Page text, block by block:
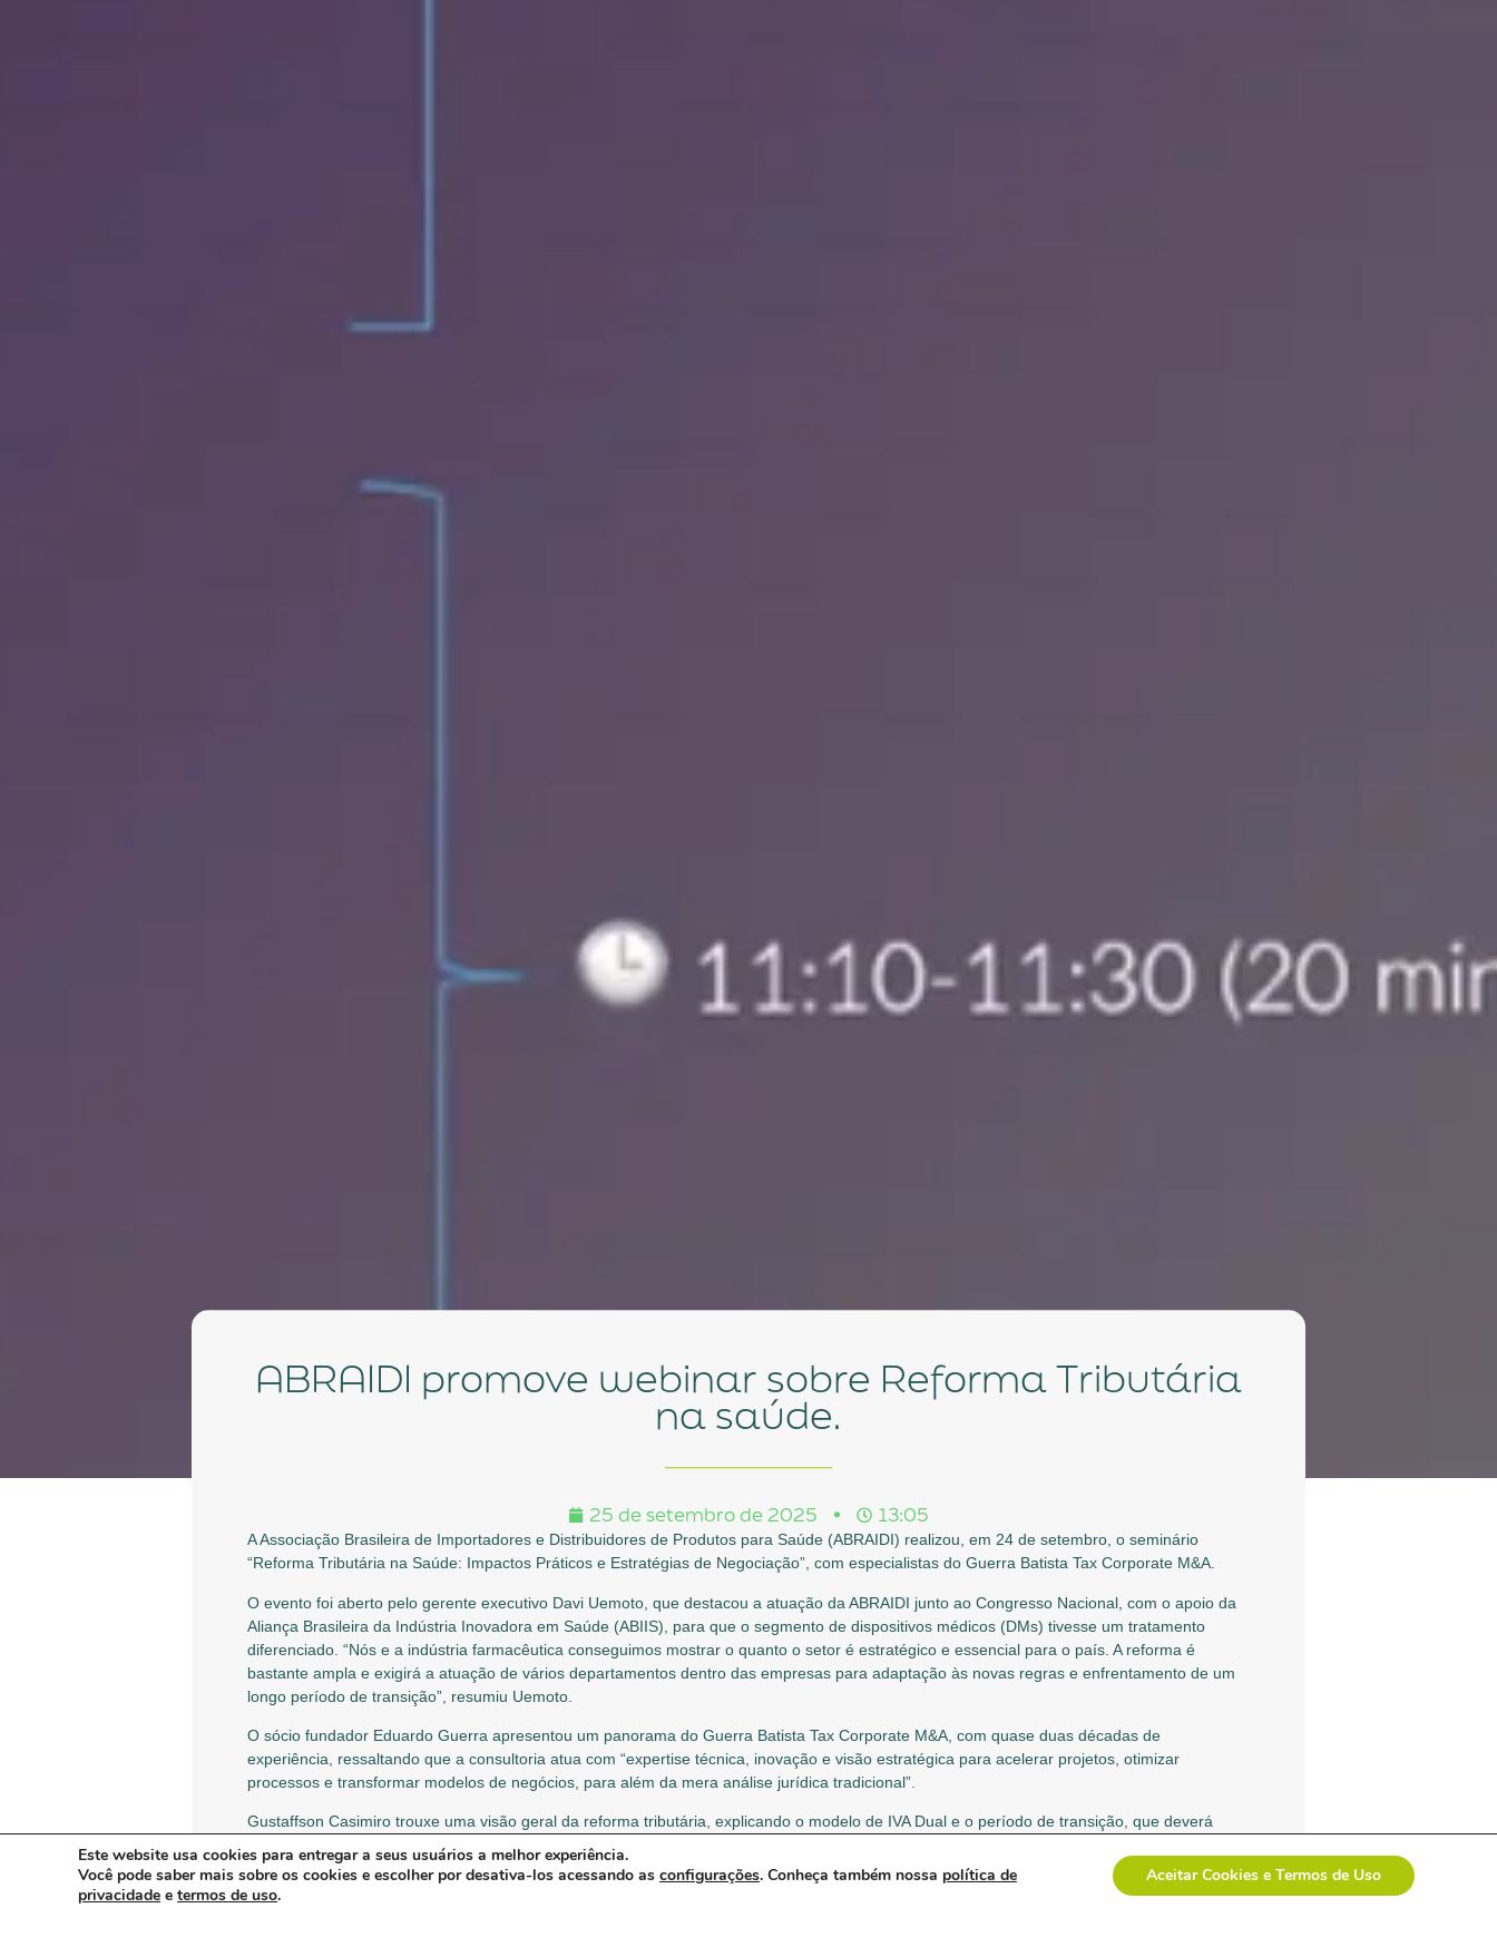
ABRAIDI promove webinar sobre Reforma Tributária
na saúde.
25 de setembro de 2025 13:05
A Associação Brasileira de Importadores e Distribuidores de Produtos para Saúde (ABRAIDI) realizou, em 24 de setembro, o seminário
“Reforma Tributária na Saúde: Impactos Práticos e Estratégias de Negociação”, com especialistas do Guerra Batista Tax Corporate M&A.
O evento foi aberto pelo gerente executivo Davi Uemoto, que destacou a atuação da ABRAIDI junto ao Congresso Nacional, com o apoio da
Aliança Brasileira da Indústria Inovadora em Saúde (ABIIS), para que o segmento de dispositivos médicos (DMs) tivesse um tratamento
diferenciado. “Nós e a indústria farmacêutica conseguimos mostrar o quanto o setor é estratégico e essencial para o país. A reforma é
bastante ampla e exigirá a atuação de vários departamentos dentro das empresas para adaptação às novas regras e enfrentamento de um
longo período de transição”, resumiu Uemoto.
O sócio fundador Eduardo Guerra apresentou um panorama do Guerra Batista Tax Corporate M&A, com quase duas décadas de
experiência, ressaltando que a consultoria atua com “expertise técnica, inovação e visão estratégica para acelerar projetos, otimizar
processos e transformar modelos de negócios, para além da mera análise jurídica tradicional”.
Gustaffson Casimiro trouxe uma visão geral da reforma tributária, explicando o modelo de IVA Dual e o período de transição, que deverá
durar sete anos, de 2026 a 2033. “O senso de urgência ainda não surgiu nas empresas devido à indefinição final da alíquota do IVA, mas já
temos um arcabouço legislativo amplo para iniciar as implantações internas”, afirmou o advogado, ressaltando que a tendência é que o Brasil
figure entre os maiores IVAs do mundo, em torno de 28% (Hungria com 27%; Suécia, Dinamarca e Noruega com 25%).
Este website usa cookies para entregar a seus usuários a melhor experiência.
Você pode saber mais sobre os cookies e escolher por desativa-los acessando as configurações. Conheça também nossa política de
privacidade e termos de uso.
Aceitar Cookies e Termos de Uso